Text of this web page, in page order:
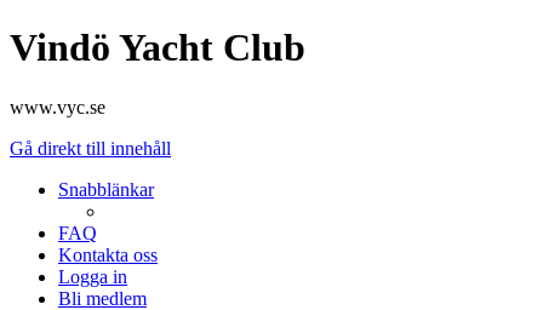
Vindö Yacht Club
www.vyc.se
Gå direkt till innehåll
Snabblänkar
FAQ
Kontakta oss
Logga in
Bli medlem